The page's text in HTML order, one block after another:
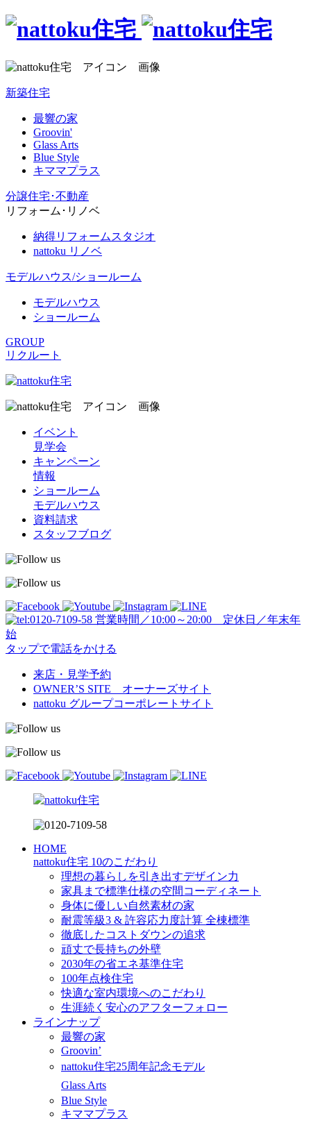
新築住宅
最響の家
Groovin'
Glass Arts
Blue Style
キママプラス
分譲住宅･不動産
リフォーム･リノベ
納得リフォームスタジオ
nattoku リノベ
モデルハウス/ショールーム
モデルハウス
ショールーム
GROUP
リクルート
イベント
見学会
キャンペーン
情報
ショールーム
モデルハウス
資料請求
スタッフブログ
営業時間／10:00～20:00 定休日／年末年
始
タップで電話をかける
来店・見学予約
OWNER’S SITE オーナーズサイト
nattoku グループコーポレートサイト
HOME
nattoku住宅 10のこだわり
理想の暮らしを引き出すデザイン力
家具まで標準仕様の空間コーディネート
身体に優しい自然素材の家
耐震等級3 & 許容応力度計算 全棟標準
徹底したコストダウンの追求
頑丈で長持ちの外壁
2030年の省エネ基準住宅
100年点検住宅
快適な室内環境へのこだわり
生涯続く安心のアフターフォロー
ラインナップ
最響の家
Groovin’
nattoku住宅25周年記念モデル
Glass Arts
Blue Style
キママプラス